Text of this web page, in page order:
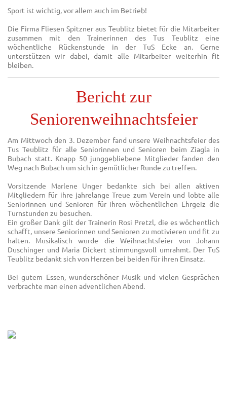
Sport ist wichtig, vor allem auch im Betrieb!
Die Firma Fliesen Spitzner aus Teublitz bietet für die Mitarbeiter
zusammen mit den Trainerinnen des Tus Teublitz eine
wöchentliche Rückenstunde in der TuS Ecke an. Gerne
unterstützen wir dabei, damit alle Mitarbeiter weiterhin fit
bleiben.
Bericht zur
Seniorenweihnachtsfeier
Am Mittwoch den 3. Dezember fand unsere Weihnachtsfeier des
Tus Teublitz für alle Seniorinnen und Senioren beim Ziagla in
Bubach statt. Knapp 50 junggebliebene Mitglieder fanden den
Weg nach Bubach um sich in gemütlicher Runde zu treffen.
Vorsitzende Marlene Unger bedankte sich bei allen aktiven
Mitgliedern für ihre jahrelange Treue zum Verein und lobte alle
Seniorinnen und Senioren für ihren wöchentlichen Ehrgeiz die
Turnstunden zu besuchen.
Ein großer Dank gilt der Trainerin Rosi Pretzl, die es wöchentlich
schafft, unsere Seniorinnen und Senioren zu motivieren und fit zu
halten. Musikalisch wurde die Weihnachtsfeier von Johann
Duschinger und Maria Dickert stimmungsvoll umrahmt. Der TuS
Teublitz bedankt sich von Herzen bei beiden für ihren Einsatz.
Bei gutem Essen, wunderschöner Musik und vielen Gesprächen
verbrachte man einen adventlichen Abend.